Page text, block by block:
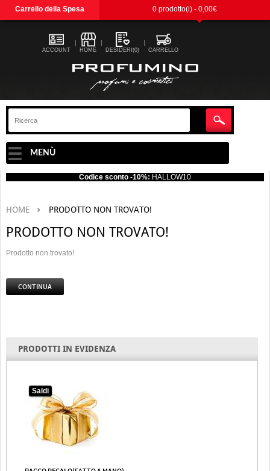
Carrello della Spesa 0 prodotto(i) - 0,00€
ACCOUNT HOME DESIDERI(0) CARRELLO
MENÙ
Codice sconto -10%: HALLOW10
HOME PRODOTTO NON TROVATO!
PRODOTTO NON TROVATO!
Prodotto non trovato!
CONTINUA
PRODOTTI IN EVIDENZA
Saldi